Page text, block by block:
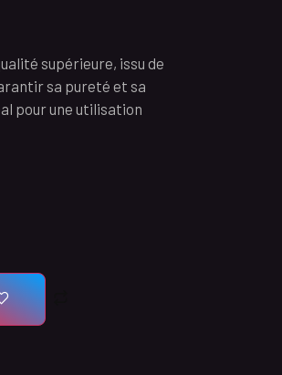
supérieure, issu de
sa pureté et sa
pour une utilisation